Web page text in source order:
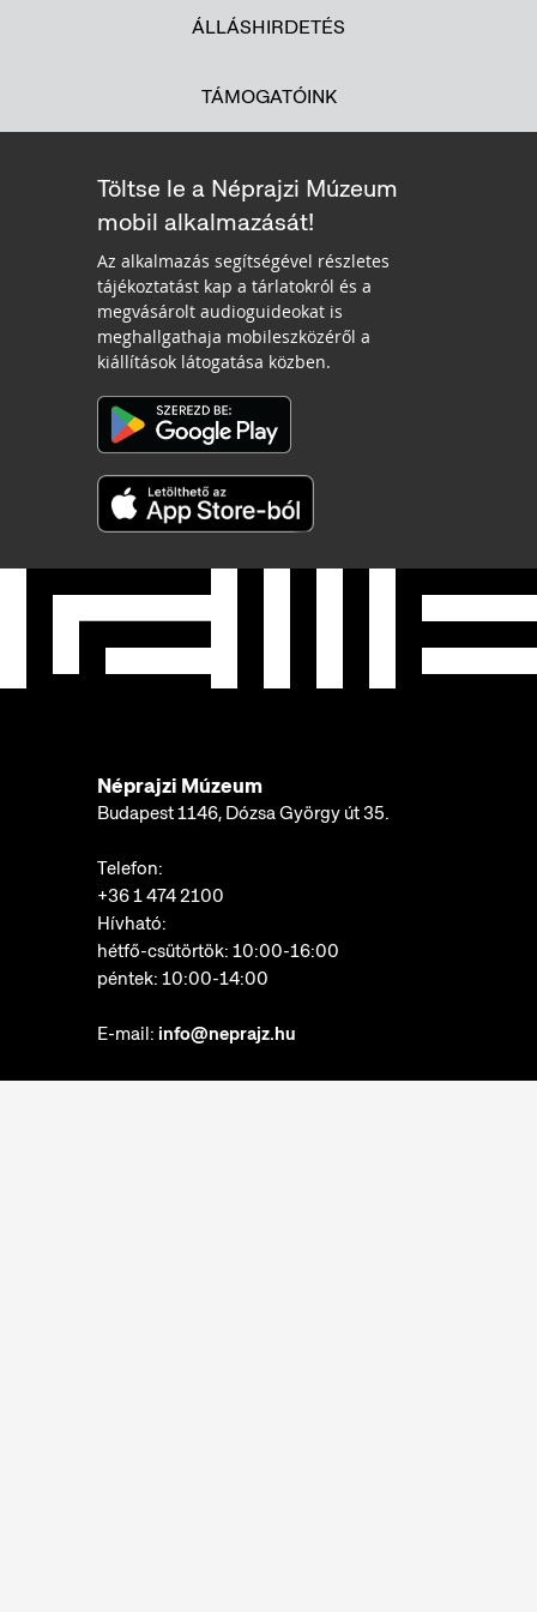
ÁLLÁSHIRDETÉS
TÁMOGATÓINK
Töltse le a Néprajzi Múzeum
mobil alkalmazását!
Az alkalmazás segítségével részletes
tájékoztatást kap a tárlatokról és a
megvásárolt audioguideokat is
meghallgathaja mobileszközéről a
kiállítások látogatása közben.
Néprajzi Múzeum
Budapest 1146, Dózsa György út 35.
Telefon:
+36 1 474 2100
Hívható:
hétfő-csütörtök: 10:00-16:00
péntek: 10:00-14:00
E-mail: info@neprajz.hu
Etnoshop: